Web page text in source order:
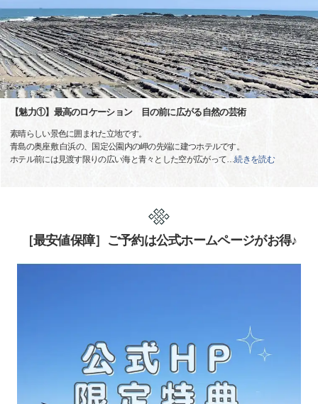
【魅力①】最高のロケーション 目の前に広がる自然の芸術
素晴らしい景色に囲まれた立地です。
青島の奥座敷 白浜の、国定公園内の岬の先端に建つホテルです。
ホテル前には見渡す限りの広い海と青々とした空が広がって…続きを読む
［最安値保障］ご予約は公式ホームページがお得♪